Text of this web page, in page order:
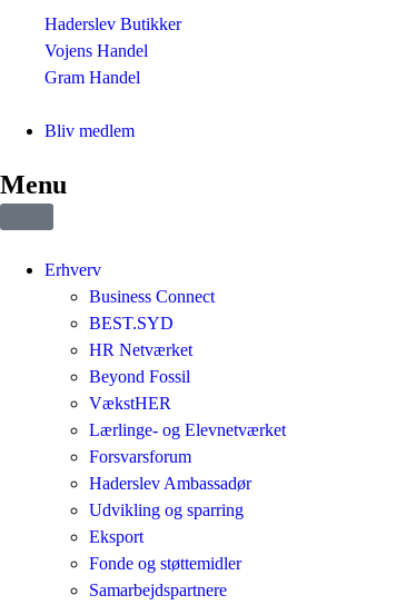
Haderslev Butikker
Vojens Handel
Gram Handel
Bliv medlem
Menu
Erhverv
Business Connect
BEST.SYD
HR Netværket
Beyond Fossil
VækstHER
Lærlinge- og Elevnetværket
Forsvarsforum
Haderslev Ambassadør
Udvikling og sparring
Eksport
Fonde og støttemidler
Samarbejdspartnere